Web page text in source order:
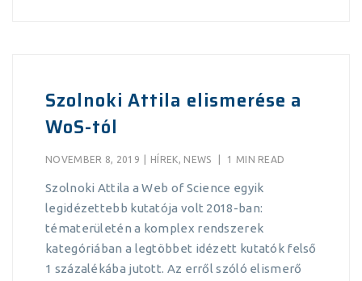
Szolnoki Attila elismerése a
WoS-tól
NOVEMBER 8, 2019 HÍREK, NEWS 1 MIN READ
Szolnoki Attila a Web of Science egyik
legidézettebb kutatója volt 2018-ban:
tématerületén a komplex rendszerek
kategóriában a legtöbbet idézett kutatók felső
1 százalékába jutott. Az erről szóló elismerő